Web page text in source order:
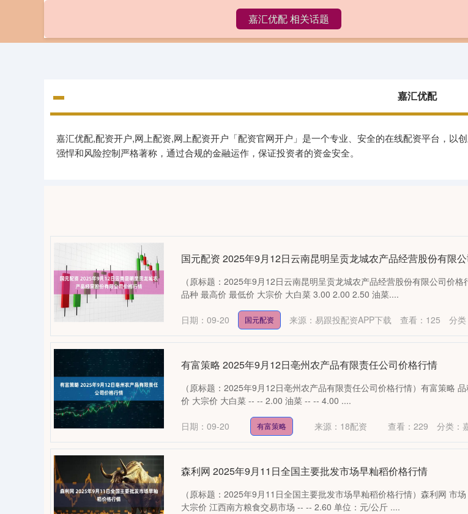
嘉汇优配
嘉汇优配
嘉汇优配,配资开户,网上配资,网上配资开户「配资官网开户」是一个专业、安全的在线配资平台，以
强悍和风险控制严格著称，通过合规的金融运作，保证投资者的资金安全。
嘉汇优配 相关话题
国元配资 2025年9月12日云南昆明呈贡龙城农产品经营股份有限
（原标题：2025年9月12日云南昆明呈贡龙城农产品经营股份有限公司价格
品种 最高价 最低价 大宗价 大白菜 3.00 2.00 2.50 油菜....
日期：09-20 国元配资 来源：易跟投配资APP下载 查看： 125 分类
有富策略 2025年9月12日亳州农产品有限责任公司价格行情
（原标题：2025年9月12日亳州农产品有限责任公司价格行情）有富策略
价 大宗价 大白菜 -- -- 2.00 油菜 -- -- 4.00 ....
日期：09-20 有富策略 来源：18配资 查看： 229 分类：
森利网 2025年9月11日全国主要批发市场早籼稻价格行情
（原标题：2025年9月11日全国主要批发市场早籼稻价格行情）森利网 市
大宗价 江西南方粮食交易市场 -- -- 2.60 单位：元/公斤 ....